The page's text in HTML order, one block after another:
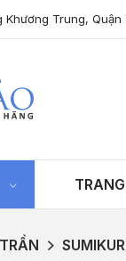
Trung, Quận